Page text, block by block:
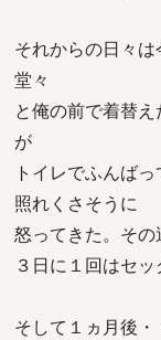
それからの日々
堂々
と俺の前で着替
が
トイレでふんば
照れくさそうに
怒ってきた。その
３日に１回はセッ
そして１ヵ月後